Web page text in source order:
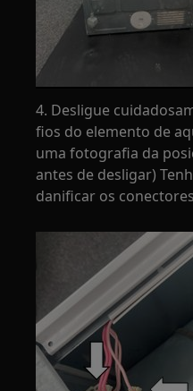
4. Desligue
fios do elemento de
uma fotografia da
antes de desligar)
danificar os